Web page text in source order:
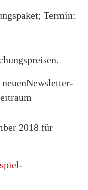
Termin:
2018 für